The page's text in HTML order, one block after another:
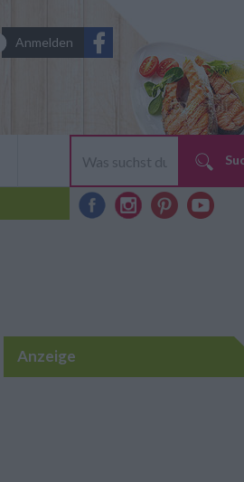
Anmelden
Anzeige